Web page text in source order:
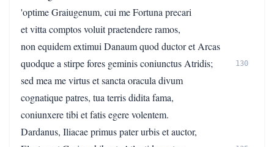
'optime Graiugenum, cui me Fortuna precari
et vitta comptos voluit praetendere ramos,
non equidem extimui Danaum quod ductor et Arcas
quodque a stirpe fores geminis coniunctus Atridis;
130
sed mea me virtus et sancta oracula divum
cognatique patres, tua terris didita fama,
coniunxere tibi et fatis egere volentem.
Dardanus, Iliacae primus pater urbis et auctor,